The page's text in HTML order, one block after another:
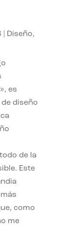
Diseño,
es
diseño
de la
Este
como
me